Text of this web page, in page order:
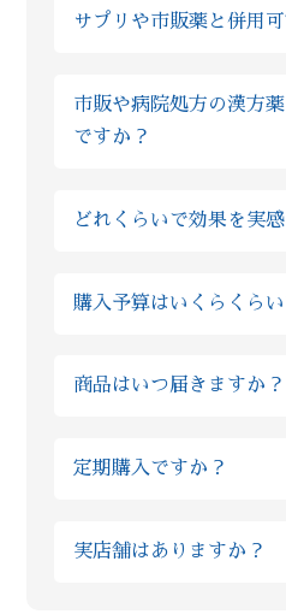
と比べても漢方の場合
ただければ、おくすりの
答しますのでご安心くだ
が気になるようでした
らのお声も多数いただい
サプリや市販薬と併用
程間隔を空けていただけ
ん。 また市販薬や病院
ご不安な場合は薬剤師
市販や病院処方の漢方
ですか？
専売品を扱っており、
た原料を使った製品とな
どれくらいで効果を実
からの生活アドバイスを
りますが、人の体の細
ります。
購入予算はいくらくら
類によっても大きく異
はお試しのプランを、短
プランなど、柔軟にご案
商品はいつ届きますか？
め個別にご確認ください
以降の配送となる場合
定期購入ですか？
せん。毎月勝手に商品
実店舗はありますか？